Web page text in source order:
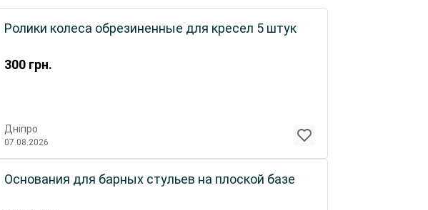
300 грн.
Ролики колеса обрезиненные для кресел 5 штук
Дніпро
07.08.2026
Основания для барных стульев на плоской базе